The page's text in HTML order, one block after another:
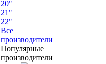
20"
21"
22"
Все
производители
Популярные
производители